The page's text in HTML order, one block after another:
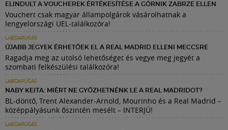
ELINDULT A VOUCHEREK ÉRTÉKESÍTÉSE A GÓRNIK ZABRZE ELLEN
Vouchert csak magyar állampolgárok vásárolhatnak a
lengyelországi UEL-találkozóra!
LABDARÚGÁS
ÚJABB JEGYEK ÉRHETŐEK EL A REAL MADRID ELLENI MECCSRE
Ragadja meg az utolsó lehetőséget és vegye meg jegyét a
szombati felkészülési találkozóra!
LABDARÚGÁS
NABY KEITA: MIÉRT NE GYŐZHETNÉNK LE A REAL MADRIDOT?
BL-döntő, Trent Alexander-Arnold, Mourinho és a Real Madrid –
középpályásunk őszintén mesélt – INTERJÚ!
LABDARÚGÁS